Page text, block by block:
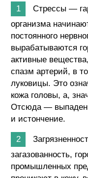
Стрессы —
организма
постоянного
вырабатываются
активные
спазм артерий, в
луковицы. Это
кожа головы, а,
Отсюда —
и истончение.
загазованность,
промышленных